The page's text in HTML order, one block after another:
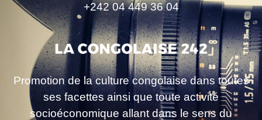
+242 04 449 36 04
Promotion de la culture congolaise dans toutes
ses facettes ainsi que toute activité
socioéconomique allant dans le sens du